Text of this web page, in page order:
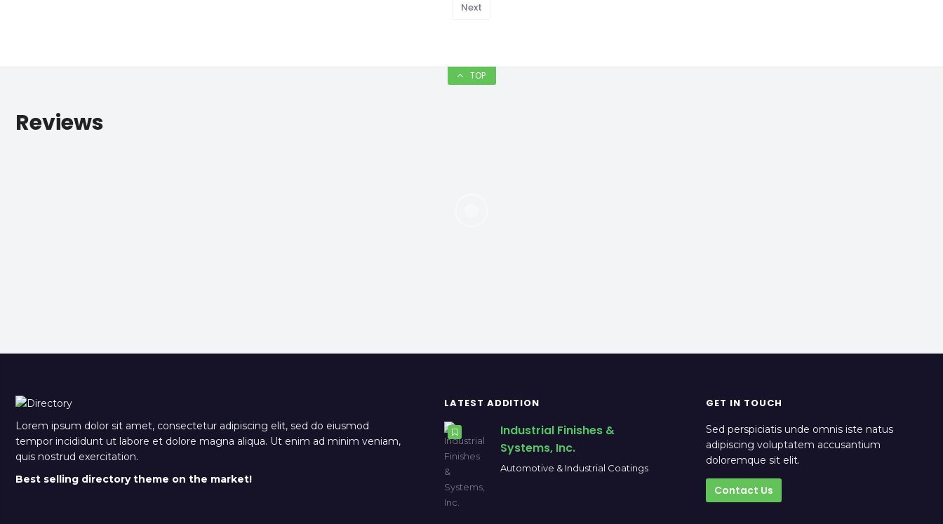
Next
TOP
Reviews
Lorem ipsum dolor sit amet, consectetur adipiscing elit, sed do eiusmod
tempor incididunt ut labore et dolore magna aliqua. Ut enim ad minim veniam,
quis nostrud exercitation.
Best selling directory theme on the market!
LATEST ADDITION
Industrial Finishes &
Systems, Inc.
Automotive & Industrial Coatings
GET IN TOUCH
Sed perspiciatis unde omnis iste natus
adipiscing voluptatem accusantium
doloremque sit elit.
Contact Us